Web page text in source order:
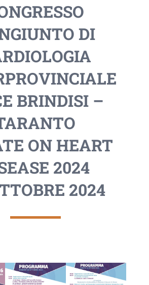
DI
BRINDISI –
ON HEART
2024
2024